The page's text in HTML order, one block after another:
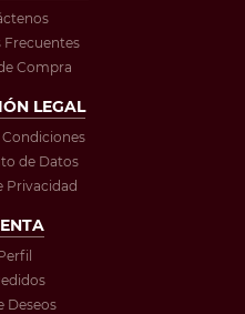
Frecuentes
Compra
LEGAL
de Datos
Privacidad
Deseos